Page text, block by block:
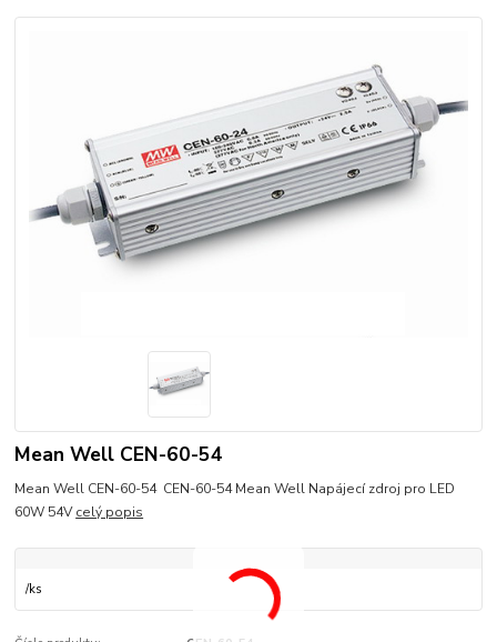
Mean Well CEN-60-54
Mean Well CEN-60-54 CEN-60-54 Mean Well Napájecí zdroj pro LED
60W 54Vcelý popis
/ks